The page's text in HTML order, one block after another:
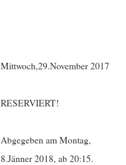
Mittwoch,29.November 2017
RESERVIERT!
Abgegeben am Montag,
8.Jänner 2018, ab 20:15.